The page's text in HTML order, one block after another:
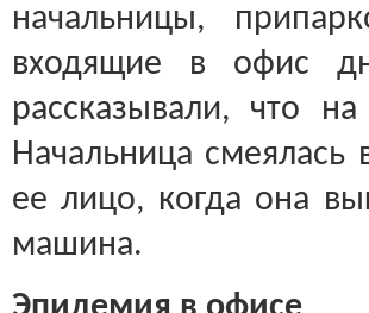
начальницы,
входящие в офис
рассказывали, что
Начальница
ее лицо, когда она
машина.